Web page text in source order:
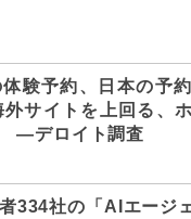
験予約、日本の予
外サイトを上回る、
―デロイト調査
334社の「AIエージ